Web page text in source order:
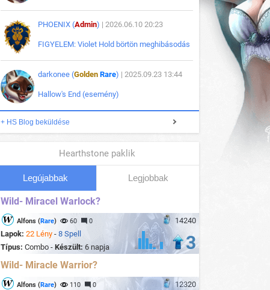
PHOENIX (Admin) | 2026.06.10 20:23
FIGYELEM: Violet Hold börtön meghibásodás
darkonee (Golden Rare) | 2025.09.23 13:44
Hallow's End (esemény)
+ HS Blog beküldése
Hearthstone paklik
Legújabbak Legjobbak
Wild- Miracel Warlock?
14240
Alfons (Rare) 60 0
Lapok: 22 Lény - 8 Spell
Típus: Combo - Készült: 6 napja 3
Wild- Miracle Warrior?
12320
Alfons (Rare) 110 0